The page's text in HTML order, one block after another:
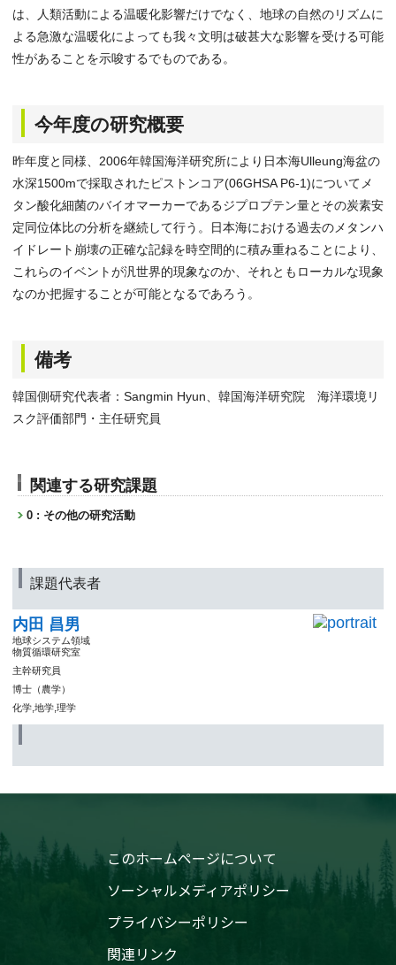
は、人類活動による温暖化影響だけでなく、地球の自然のリズムに
よる急激な温暖化によっても我々文明は破甚大な影響を受ける可能
性があることを示唆するでものである。
今年度の研究概要
昨年度と同様、2006年韓国海洋研究所により日本海Ulleung海盆の
水深1500mで採取されたピストンコア(06GHSA P6-1)についてメ
タン酸化細菌のバイオマーカーであるジプロプテン量とその炭素安
定同位体比の分析を継続して行う。日本海における過去のメタンハ
イドレート崩壊の正確な記録を時空間的に積み重ねることにより、
これらのイベントが汎世界的現象なのか、それともローカルな現象
なのか把握することが可能となるであろう。
備考
韓国側研究代表者：Sangmin Hyun、韓国海洋研究院 海洋環境リ
スク評価部門・主任研究員
関連する研究課題
0 : その他の研究活動
課題代表者
内田 昌男
地球システム領域
物質循環研究室
主幹研究員
博士（農学）
化学,地学,理学
このホームページについて
ソーシャルメディアポリシー
プライバシーポリシー
関連リンク